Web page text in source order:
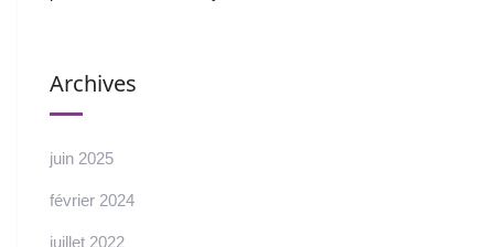
Archives
juin 2025
février 2024
juillet 2022